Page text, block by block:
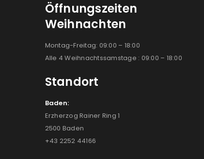
Öffnungszeiten
Weihnachten
Montag-Freitag: 09:00 – 18:00
Alle 4 Weihnachtssamstage : 09:00 – 18:00
Standort
Baden:
Erzherzog Rainer Ring 1
2500 Baden
+43 2252 44166